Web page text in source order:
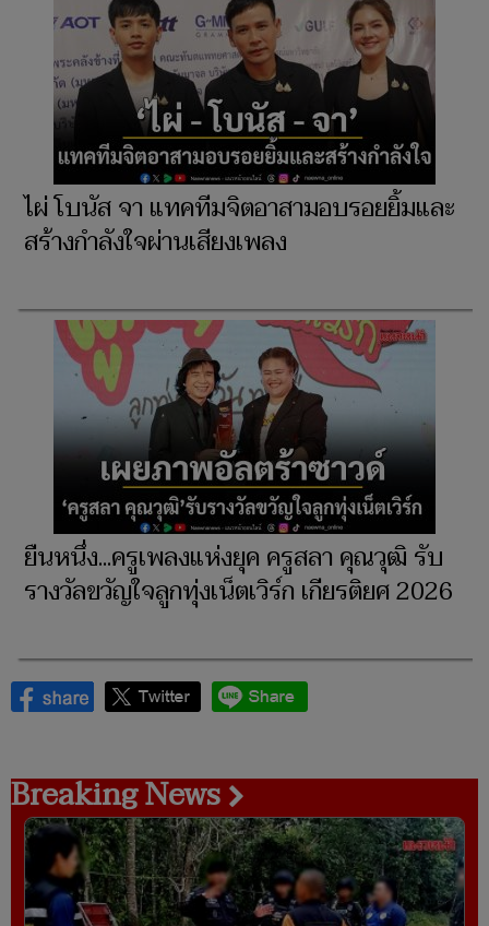
ไผ่ โบนัส จา แทคทีมจิตอาสามอบรอยยิ้มและ
สร้างกำลังใจผ่านเสียงเพลง
ยืนหนึ่ง...ครูเพลงแห่งยุค ครูสลา คุณวุฒิ รับ
รางวัลขวัญใจลูกทุ่งเน็ตเวิร์ก เกียรติยศ 2026
Breaking News